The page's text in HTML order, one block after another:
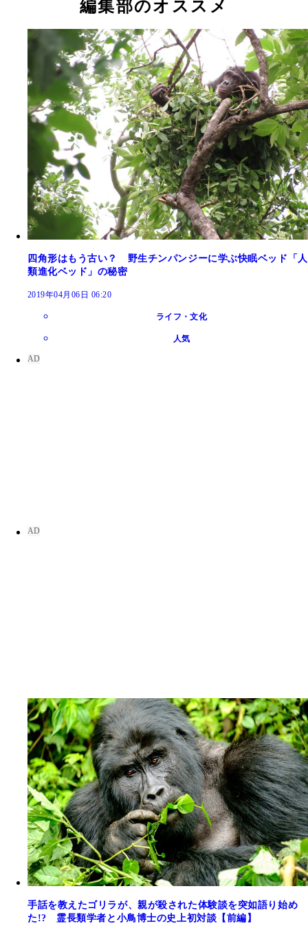
編集部のオススメ
四角形はもう古い？ 野生チンパンジーに学ぶ快眠ベッド「人
類進化ベッド」の秘密
2019年04月06日 06:20
ライフ・文化
人気
手話を教えたゴリラが、親が殺された体験談を突如語り始め
た!? 霊長類学者と小鳥博士の史上初対談【前編】